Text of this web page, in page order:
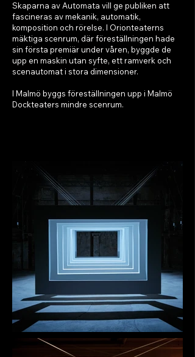
Skaparna av Automata vill ge publiken att
fascineras av mekanik, automatik,
komposition och rörelse. I Orionteaterns
mäktiga scenrum, där föreställningen hade
sin första premiär under våren, byggde de
upp en maskin utan syfte, ett ramverk och
scenautomat i stora dimensioner.
I Malmö byggs föreställningen upp i Malmö
Dockteaters mindre scenrum.